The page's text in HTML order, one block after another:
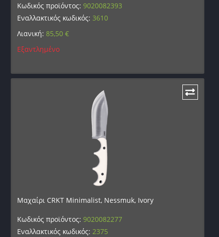
Κωδικός προϊόντος:9020082393
Εναλλακτικός κωδικός: 3610
Λιανική:85,50€
Εξαντλημένο
Μαχαίρι CRKT Minimalist, Nessmuk, Ivory
Κωδικός προϊόντος:9020082277
Εναλλακτικός κωδικός: 2375